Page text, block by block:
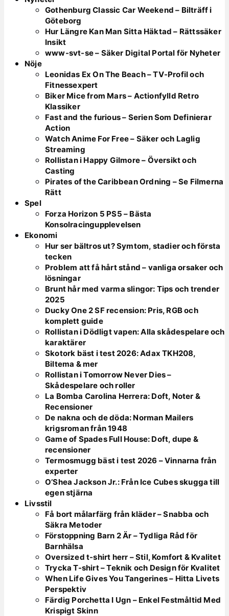
Gothenburg Classic Car Weekend – Bilträff i
Göteborg
Hur Längre Kan Man Sitta Häktad – Rättssäker
Insikt
www-svt-se – Säker Digital Portal för Nyheter
Nöje
Leonidas Ex On The Beach – TV-Profil och
Fitnessexpert
Biker Mice from Mars – Actionfylld Retro
Klassiker
Fast and the furious – Serien Som Definierar
Action
Watch Anime For Free – Säker och Laglig
Streaming
Rollistan i Happy Gilmore – Översikt och
Casting
Pirates of the Caribbean Ordning – Se Filmerna
Rätt
Spel
Forza Horizon 5 PS5 – Bästa
Konsolracingupplevelsen
Ekonomi
Hur ser bältros ut? Symtom, stadier och första
tecken
Problem att få hårt stånd – vanliga orsaker och
lösningar
Brunt hår med varma slingor: Tips och trender
2025
Ducky One 2 SF recension: Pris, RGB och
komplett guide
Rollistan i Dödligt vapen: Alla skådespelare och
karaktärer
Skotork bäst i test 2026: Adax TKH208,
Biltema & mer
Rollistan i Tomorrow Never Dies –
Skådespelare och roller
La Bomba Carolina Herrera: Doft, Noter &
Recensioner
De nakna och de döda: Norman Mailers
krigsroman från 1948
Game of Spades Full House: Doft, dupe &
recensioner
Termosmugg bäst i test 2026 – Vinnarna från
experter
O’Shea Jackson Jr.: Från Ice Cubes skugga till
egen stjärna
Livsstil
Få bort målarfärg från kläder – Snabba och
Säkra Metoder
Förstoppning Barn 2 Är – Tydliga Råd för
Barnhälsa
Oversized t-shirt herr – Stil, Komfort & Kvalitet
Trycka T-shirt – Teknik och Design för Kvalitet
When Life Gives You Tangerines – Hitta Livets
Perspektiv
Färdig Porchetta I Ugn – Enkel Festmåltid Med
Krispigt Skinn